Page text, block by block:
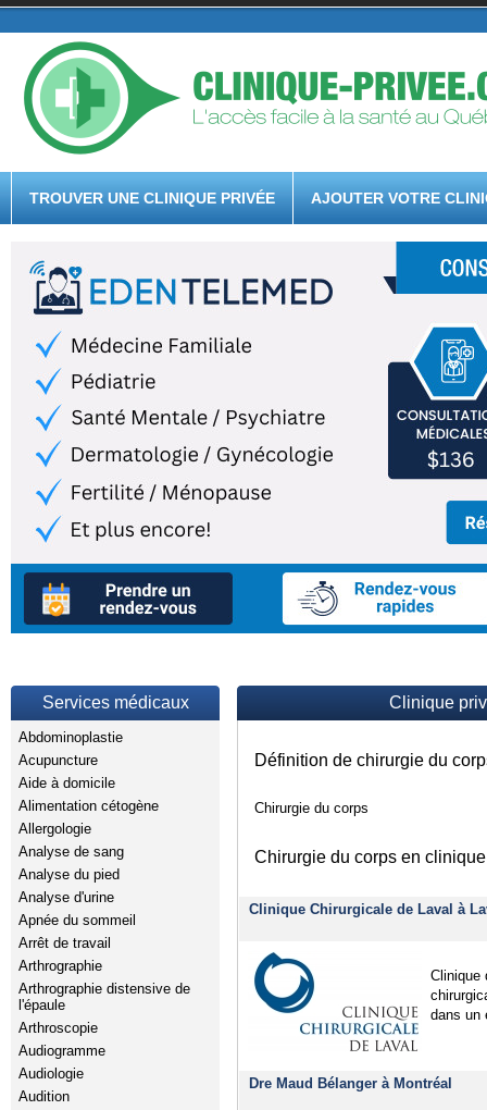
TROUVER UNE CLINIQUE PRIVÉE AJOUTER VOTRE
Services médicaux
Abdominoplastie
Acupuncture
Aide à domicile
Alimentation cétogène
Allergologie
Analyse de sang
Analyse du pied
Analyse d'urine
Apnée du sommeil
Arrêt de travail
Arthrographie
Arthrographie distensive de
l'épaule
Arthroscopie
Audiogramme
Audiologie
Audition
Clinique
Définition de chirurgie du
Chirurgie du corps
Chirurgie du corps en
Clinique Chirurgicale de Laval à
Clinique
dans un
Dre Maud Bélanger à Montréal